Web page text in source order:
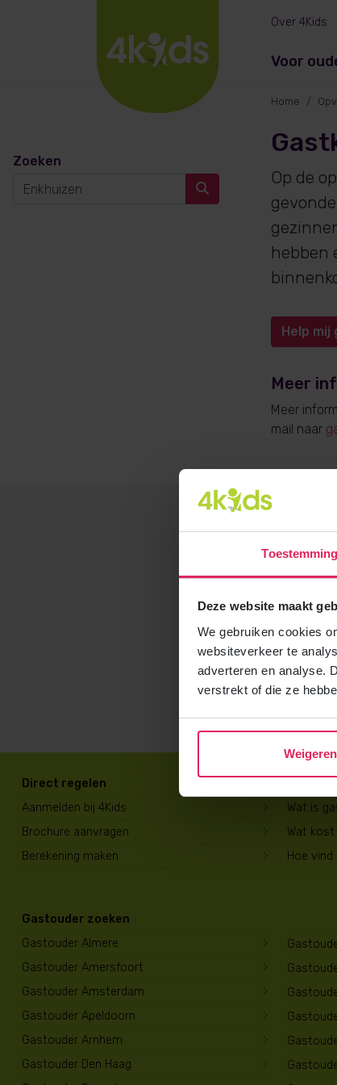
Toestemming
Deze website maakt
We gebruiken cookies
websiteverkeer te
adverteren en analyse.
verstrekt of die ze
Weigeren
Voor
Over 4Kids
Zoeken
Home
Op de
hebben
Help
Meer
Meer
mail naar
Direct regelen
Aanmelden bij 4Kids
Brochure aanvragen
Berekening maken
Wat is
Wat
Hoe
Gastouder zoeken
Gastouder Almere
Gastouder Amersfoort
Gastouder Amsterdam
Gastouder Apeldoorn
Gastouder Arnhem
Gastouder Den Haag